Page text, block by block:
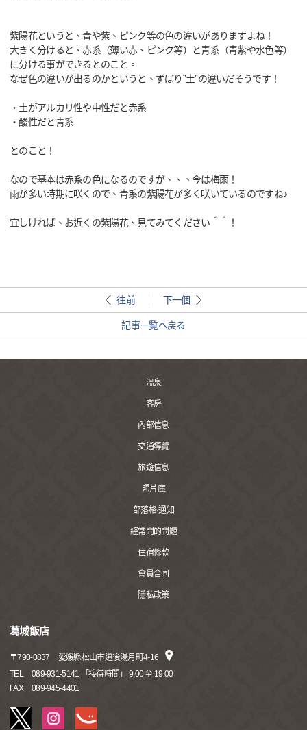
紫陽花というと、青や紫、ピンク等の色の違いがありますよね！
大きく分けると、赤系（薄い赤、ピンク等）と青系（青紫や水色等）
に分ける事ができるとのこと。
なぜ色の違いが出るのかというと、ずばり”土”の違いだそうです！
・土がアルカリ性や中性だと赤系
・酸性だと青系
とのこと！
なので基本は赤系の色になるのですが、、、今は梅雨！
雨が多い時期に咲くので、青系の紫陽花が多く咲いているのですね♪
宜しければ、お近くの紫陽花、見てみてください＾＾！
往前 下一個
記事一覧へ戻る
溫泉
客房
內部信息
交通導覽
旅遊信息
照片庫
部落格·通知
經常問的問題
住宿條款
會員合同
隱私政策
葛城飯店
〒790-0837
愛媛縣松山市道後湯月町4-16
TEL
089-931-5141 「接待時間」 9:00 至 19:00
FAX
089-945-4401